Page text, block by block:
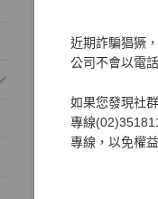
近期詐騙猖獗
公司不會以電
如果您發現社
專線
專線，以免權